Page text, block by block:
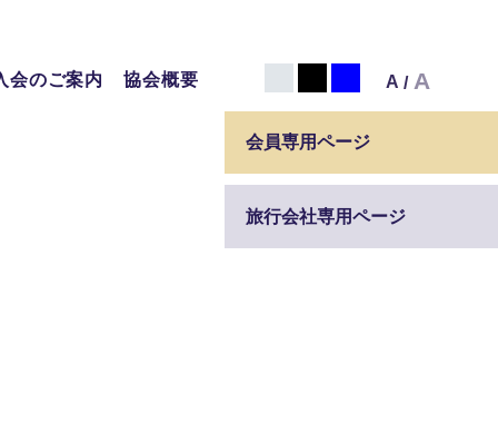
会のご案内 協会概要 A / A
会員専用ページ
旅行会社専用ページ